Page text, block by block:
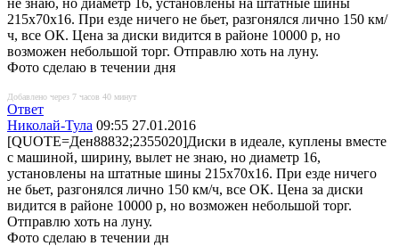
не знаю, но диаметр 16, установлены на штатные шины
215х70х16. При езде ничего не бьет, разгонялся лично 150 км/
ч, все ОК. Цена за диски видится в районе 10000 р, но
возможен небольшой торг. Отправлю хоть на луну.
Фото сделаю в течении дня
Добавлено через 7 часов 40 минут
Ответ
Николай-Тула 09:55 27.01.2016
[QUOTE=Ден88832;2355020]Диски в идеале, куплены вместе
с машиной, ширину, вылет не знаю, но диаметр 16,
установлены на штатные шины 215х70х16. При езде ничего
не бьет, разгонялся лично 150 км/ч, все ОК. Цена за диски
видится в районе 10000 р, но возможен небольшой торг.
Отправлю хоть на луну.
Фото сделаю в течении дн